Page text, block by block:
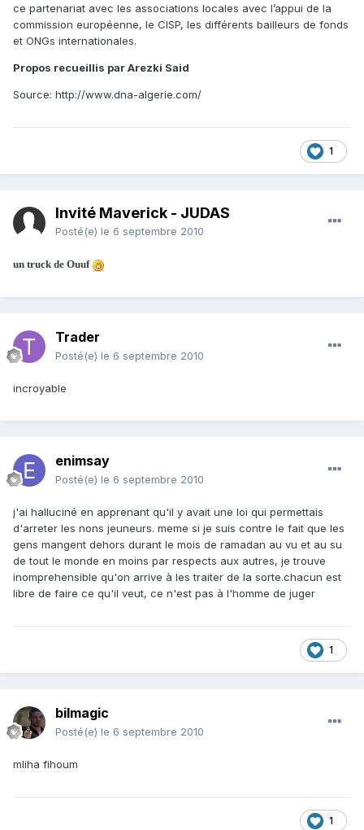
ce partenariat avec les associations locales avec l’appui de la
commission européenne, le CISP, les différents bailleurs de fonds
et ONGs internationales.
Propos recueillis par Arezki Said
Source: http://www.dna-algerie.com/
1
Invité Maverick - JUDAS
Posté(e) le 6 septembre 2010
un truck de Ouuf
Trader
Posté(e) le 6 septembre 2010
incroyable
enimsay
Posté(e) le 6 septembre 2010
j'ai halluciné en apprenant qu'il y avait une loi qui permettais
d'arreter les nons jeuneurs. meme si je suis contre le fait que les
gens mangent dehors durant le mois de ramadan au vu et au su
de tout le monde en moins par respects aux autres, je trouve
inomprehensible qu'on arrive à les traiter de la sorte.chacun est
libre de faire ce qu'il veut, ce n'est pas à l'homme de juger
1
bilmagic
Posté(e) le 6 septembre 2010
mliha fihoum
1